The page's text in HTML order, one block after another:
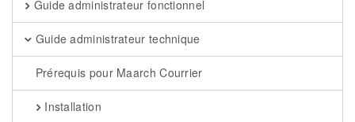
Guide administrateur fonctionnel
Guide administrateur technique
Prérequis pour Maarch Courrier
Installation